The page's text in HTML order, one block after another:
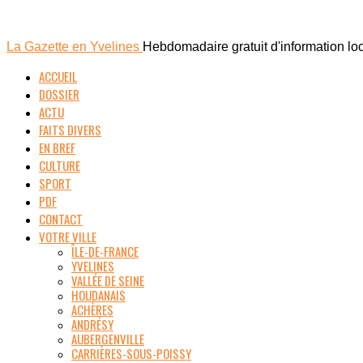
La Gazette en Yvelines Hebdomadaire gratuit d'information
ACCUEIL
DOSSIER
ACTU
FAITS DIVERS
EN BREF
CULTURE
SPORT
PDF
CONTACT
VOTRE VILLE
ÎLE-DE-FRANCE
YVELINES
VALLÉE DE SEINE
HOUDANAIS
ACHÈRES
ANDRÉSY
AUBERGENVILLE
CARRIÈRES-SOUS-POISSY